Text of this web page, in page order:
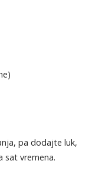
pa dodajte luk,
sat vremena.